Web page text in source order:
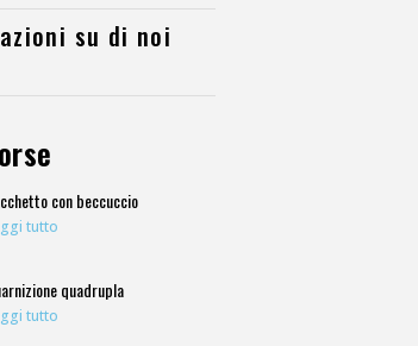
su di noi
con beccuccio
tutto
quadrupla
tutto